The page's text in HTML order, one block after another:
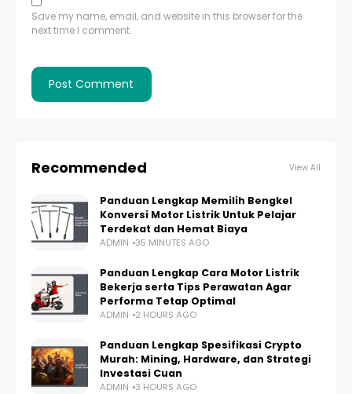
Save my name, email, and website in this browser for the
next time I comment.
Recommended View All
Panduan Lengkap Memilih Bengkel
Konversi Motor Listrik Untuk Pelajar
Terdekat dan Hemat Biaya
ADMIN 35 MINUTES AGO
Panduan Lengkap Cara Motor Listrik
Bekerja serta Tips Perawatan Agar
Performa Tetap Optimal
ADMIN 2 HOURS AGO
Panduan Lengkap Spesifikasi Crypto
Murah: Mining, Hardware, dan Strategi
Investasi Cuan
ADMIN 3 HOURS AGO